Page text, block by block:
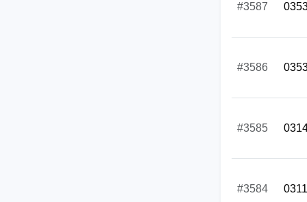
#3587
#3586
#3585
#3584